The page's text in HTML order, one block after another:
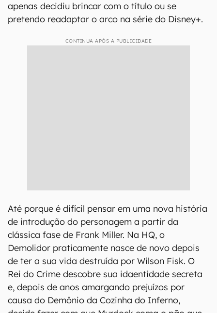
apenas decidiu brincar com o título ou se
pretendo readaptar o arco na série do Disney+.
CONTINUA APÓS A PUBLICIDADE
Até porque é difícil pensar em uma nova história
de introdução do personagem a partir da
clássica fase de Frank Miller. Na HQ, o
Demolidor praticamente nasce de novo depois
de ter a sua vida destruída por Wilson Fisk. O
Rei do Crime descobre sua idaentidade secreta
e, depois de anos amargando prejuízos por
causa do Demônio da Cozinha do Inferno,